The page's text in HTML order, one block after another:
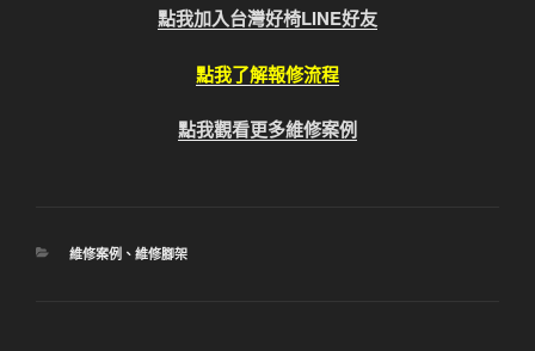
點我加入台灣好椅LINE好友
點我了解報修流程
點我觀看更多維修案例
分
維修案例 、 維修腳架